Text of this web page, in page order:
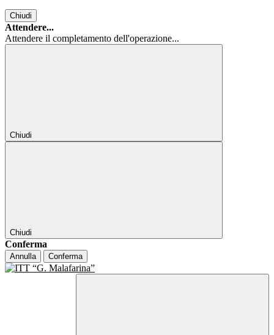
Chiudi
Attendere...
Attendere il completamento dell'operazione...
Chiudi
Chiudi
Conferma
Annulla Conferma